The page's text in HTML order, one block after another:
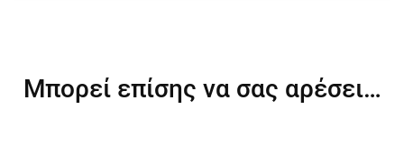
Μπορεί επίσης να σας αρέσει…